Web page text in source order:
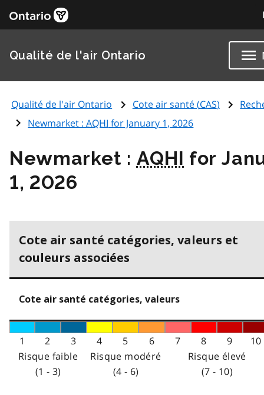
Qualité de l'air Ontario
Qualité de l'air Ontario Cote air santé (CAS)
Newmarket :AQHI for January 1, 2026
Newmarket : AQHI for
1, 2026
Cote air santé catégories, valeurs et
couleurs associées
Cote air santé catégories, valeurs
1 2 3 4 5 6 7 8 9
10
Risque faible
(1 - 3)
Risque modéré
(4 - 6)
Risque élevé
(7 - 10)